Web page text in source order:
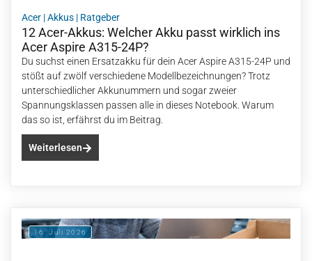
Acer |Akkus | Ratgeber
12 Acer-Akkus: Welcher Akku passt wirklich ins
Acer Aspire A315-24P?
Du suchst einen Ersatzakku für dein Acer Aspire A315-24P und
stößt auf zwölf verschiedene Modellbezeichnungen? Trotz
unterschiedlicher Akkunummern und sogar zweier
Spannungsklassen passen alle in dieses Notebook. Warum
das so ist, erfährst du im Beitrag.
Weiterlesen
16. Juli 2026